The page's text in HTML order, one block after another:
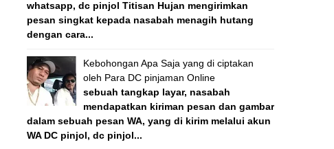
whatsapp, dc pinjol Titisan Hujan mengirimkan
pesan singkat kepada nasabah menagih hutang
dengan cara...
Kebohongan Apa Saja yang di ciptakan
oleh Para DC pinjaman Online
sebuah tangkap layar, nasabah
mendapatkan kiriman pesan dan gambar
dalam sebuah pesan WA, yang di kirim melalui akun
WA DC pinjol, dc pinjol...